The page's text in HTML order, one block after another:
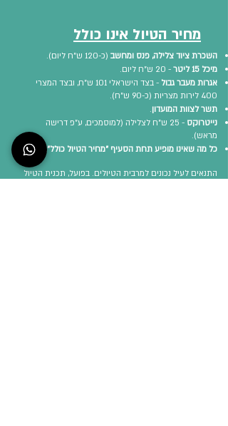
מחיר הטיול אינו כולל
השכרת ציוד צלילה, פנס ומחשב (כ-120 ש"ח ליום).
מיכל 15 ליטר
- 20 ש"ח ליום.
אגרות מעבר גבול
- בצד הישראלי 101 ש"ח, ובצד המצרי
400 לירות מצריות (כ-90 ש"ח).
תשר לצוות המועדון.
נייטרוקס
- 25 ש"ח לצלילה (למוסמכים, ע"פ דרישה
מראש).
כל מה שאינו מופיע תחת הסעיף "מחיר הטיול כולל".
התנאים לעיל נכונים למרבית הטיולים. בפועל, תכנית הטיול